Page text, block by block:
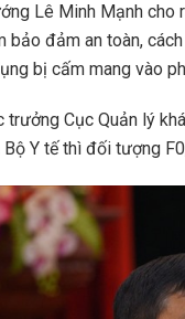
Lê Minh Mạnh cho
bảo đảm an toàn,
bị cấm mang vào
trưởng Cục Quản lý
Bộ Y tế thì đối tượng